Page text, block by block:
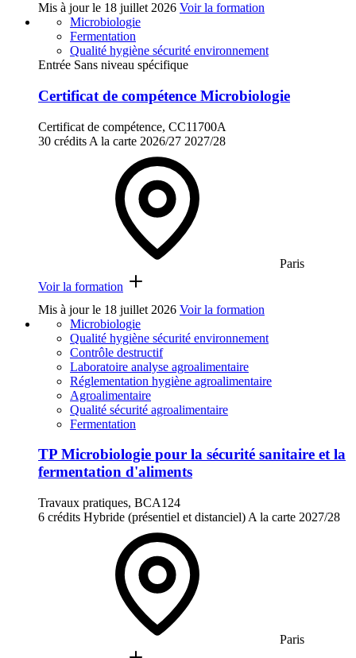
Mis à jour le 18 juillet 2026 Voir la formation
Microbiologie
Fermentation
Qualité hygiène sécurité environnement
Entrée Sans niveau spécifique
Certificat de compétence Microbiologie
Certificat de compétence, CC11700A
30 crédits A la carte 2026/27 2027/28
Paris
Voir la formation
Mis à jour le 18 juillet 2026 Voir la formation
Microbiologie
Qualité hygiène sécurité environnement
Contrôle destructif
Laboratoire analyse agroalimentaire
Réglementation hygiène agroalimentaire
Agroalimentaire
Qualité sécurité agroalimentaire
Fermentation
TP Microbiologie pour la sécurité sanitaire et la
fermentation d'aliments
Travaux pratiques, BCA124
6 crédits Hybride (présentiel et distanciel) A la carte 2027/28
Paris